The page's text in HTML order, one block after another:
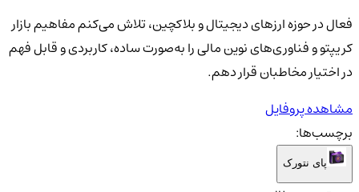
فعال در حوزه ارزهای دیجیتال و بلاکچین، تلاش می‌کنم مفاهیم بازار
کریپتو و فناوری‌های نوین مالی را به‌صورت ساده، کاربردی و قابل فهم
در اختیار مخاطبان قرار دهم.
مشاهده پروفایل
برچسب‌ها:
پای نتورک